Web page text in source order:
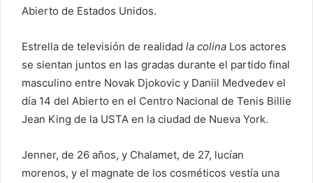
c
l
c
t
Abierto de Estados Unidos.
Estrella de televisión de realidad la colina Los actores
se sientan juntos en las gradas durante el partido final
masculino entre Novak Djokovic y Daniil Medvedev el
día 14 del Abierto en el Centro Nacional de Tenis Billie
Jean King de la USTA en la ciudad de Nueva York.
Jenner, de 26 años, y Chalamet, de 27, lucían
morenos, y el magnate de los cosméticos vestía una